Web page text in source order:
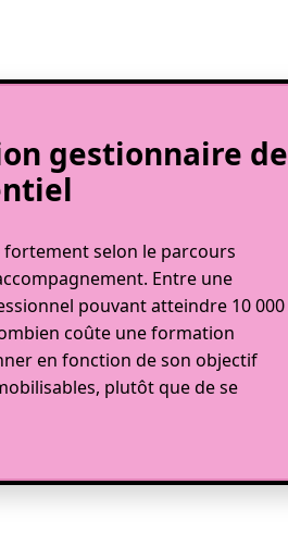
gestionnaire de
fortement selon le parcours
Entre une
pouvant atteindre 10 000
coûte une formation
en fonction de son objectif
plutôt que de se